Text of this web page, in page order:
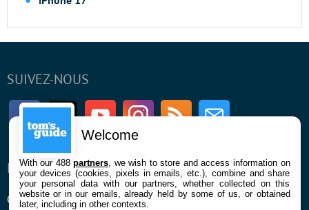
SUIVEZ-NOUS
FacebookTwitter Youtube InstagramRSS Newsletter
ENTREPRISE
Qui sommes nous
À PROPOS
La rédaction
Welcome
With our 488partners , we wish to store and access information on
your devices (cookies, pixels in emails, etc.), combine and share
your personal data with our partners, whether collected on this
website or in our emails, already held by some of us, or obtained
later, including in other contexts.